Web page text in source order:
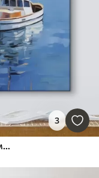
3
Картина, що зображує прибережне містечко